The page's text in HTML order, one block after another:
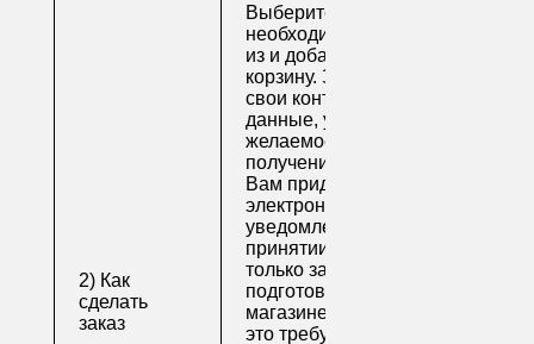
2) Как
сделать
заказ
Выберите
необходимые товары
из и добавьте их в
корзину. Заполните
свои контактные
данные, укажите
желаемое время
получения заказа.
Вам придет по
электронной почте
уведомление о
принятии заказа. Как
только заказ
подготовят в
магазине (обычно на
это требуется не